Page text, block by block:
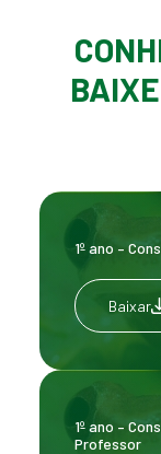
1º ano –
Baixar
1º ano –
Professor